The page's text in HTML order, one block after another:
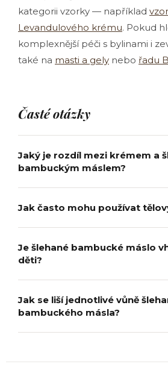
kategorii vzorky — například
Levandulového krému. Pokud
komplexnější péči s bylinami i
také na masti a gely nebo řadu
Časté otázky
Jaký je rozdíl mezi krémem a
bambuckým máslem?
Jak často mohu používat
Je šlehané bambucké máslo
děti?
Jak se liší jednotlivé vůně
bambuckého másla?